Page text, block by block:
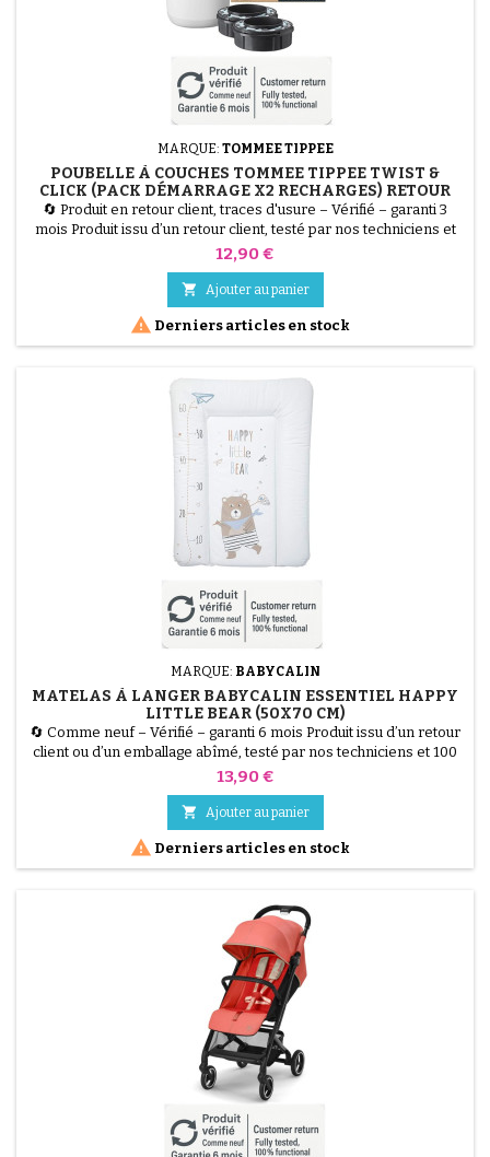
MARQUE: TOMMEE TIPPEE
POUBELLE À COUCHES TOMMEE TIPPEE TWIST &
CLICK (PACK DÉMARRAGE X2 RECHARGES) RETOUR
CLIENT, TRACES D'USURE
🔄 Produit en retour client, traces d'usure – Vérifié – garanti 3
mois Produit issu d’un retour client, testé par nos techniciens et
100 % fonctionnel. La Poubelle à Couches Tommee Tippee Twist
bébé. Grâce à son mécanisme Twist &amp; Click, chaque couche
est enveloppée individuellement par...
Prix
12,90 €
 Ajouter au panier
 Derniers articles en stock
MARQUE: BABYCALIN
MATELAS À LANGER BABYCALIN ESSENTIEL HAPPY
LITTLE BEAR (50X70 CM)
🔄 Comme neuf – Vérifié – garanti 6 mois Produit issu d’un retour
client ou d’un emballage abîmé, testé par nos techniciens et 100
% fonctionnel. Le Matelas à Langer BABYCALIN Essentiel Happy
PVC imperméable est facile à nettoyer, tandis que son garnissage
en ouate de polyester assure un...
Prix
13,90 €
 Ajouter au panier
 Derniers articles en stock